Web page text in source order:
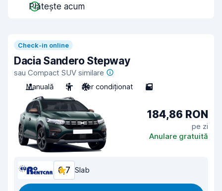
Plătește acum
Check-in online
Dacia Sandero Stepway
sau Compact SUV similare
Manuală
5 Aer condiționat 5
184,86 RON
pe zi
Anulare gratuită
6,7 Slab